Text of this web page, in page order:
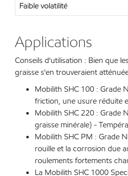
Faible volatilité
Applications
Conseils d'utilisation : Bien que
graisse s'en trouveraient
Mobilith SHC 100 : Grade
friction, une usure réduite
Mobilith SHC 220 : Grade
graisse minérale) -
Mobilith SHC PM : Grade
rouille et la corrosion due
roulements fortements
La Mobilith SHC 1000